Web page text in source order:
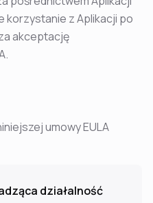
korzystanie z Aplikacji po
akceptację
umowy EULA
działalność